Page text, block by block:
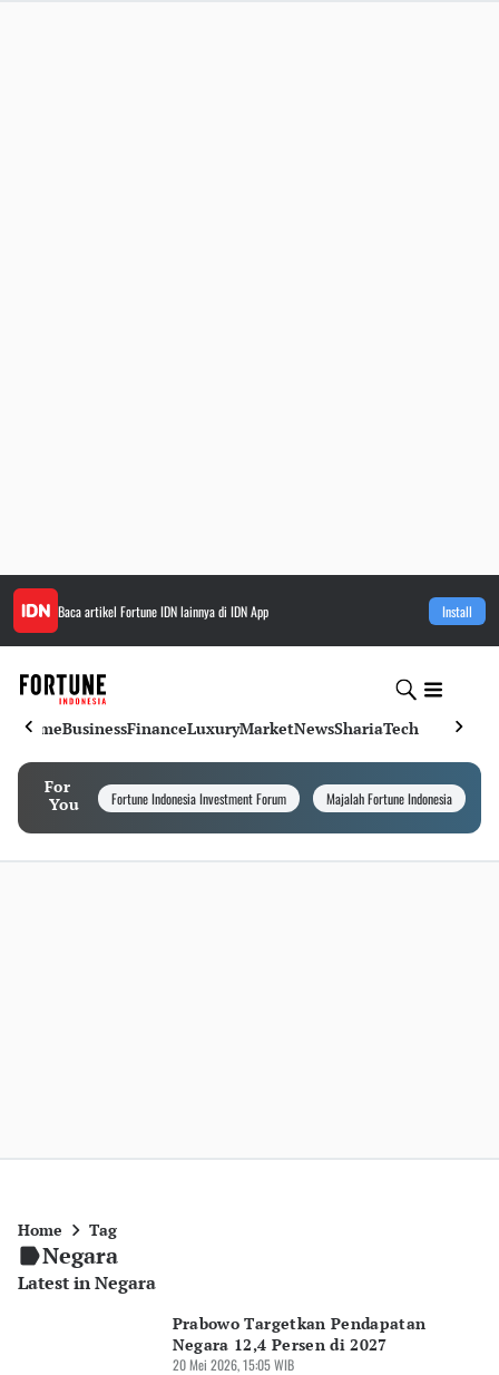
Baca artikel Fortune IDNlainnya di IDN App Install
HomeBusinessFinanceLuxuryMarketNewsShariaTech
For
You
Fortune Indonesia Investment Forum Majalah Fortune Indonesia
Home Tag
Negara
Latest in Negara
Prabowo Targetkan Pendapatan
Negara 12,4 Persen di 2027
20 Mei 2026, 15:05 WIB